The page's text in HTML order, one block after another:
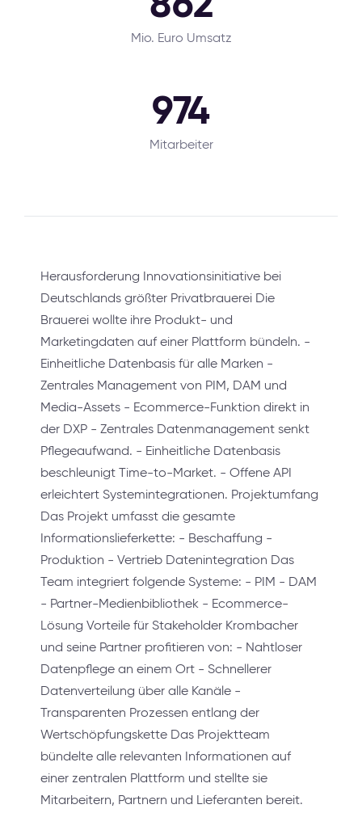
Mio. Euro Umsatz
974
Mitarbeiter
Herausforderung Innovationsinitiative bei
Deutschlands größter Privatbrauerei Die
Brauerei wollte ihre Produkt- und
Marketingdaten auf einer Plattform bündeln. -
Einheitliche Datenbasis für alle Marken -
Zentrales Management von PIM, DAM und
Media-Assets - Ecommerce-Funktion direkt in
der DXP - Zentrales Datenmanagement senkt
Pflegeaufwand. - Einheitliche Datenbasis
beschleunigt Time-to-Market. - Offene API
erleichtert Systemintegrationen. Projektumfang
Das Projekt umfasst die gesamte
Informationslieferkette: - Beschaffung -
Produktion - Vertrieb Datenintegration Das
Team integriert folgende Systeme: - PIM - DAM
- Partner-Medienbibliothek - Ecommerce-
Lösung Vorteile für Stakeholder Krombacher
und seine Partner profitieren von: - Nahtloser
Datenpflege an einem Ort - Schnellerer
Datenverteilung über alle Kanäle -
Transparenten Prozessen entlang der
Wertschöpfungskette Das Projektteam
bündelte alle relevanten Informationen auf
einer zentralen Plattform und stellte sie
Mitarbeitern, Partnern und Lieferanten bereit.